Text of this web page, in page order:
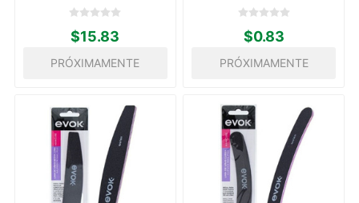
$15.83
PRÓXIMAMENTE
$0.83
PRÓXIMAMENTE